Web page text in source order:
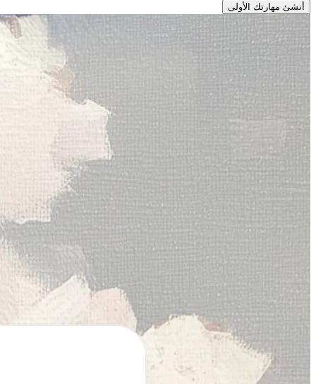
أنشئ مهارتك الأولى